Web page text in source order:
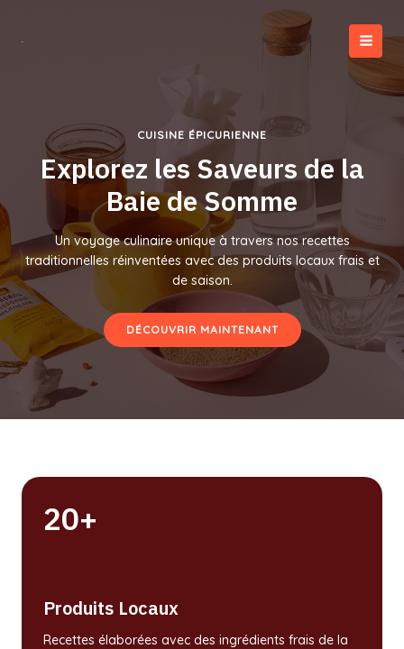
CUISINE ÉPICURIENNE
Explorez les Saveurs de la
Baie de Somme
Un voyage culinaire unique à travers nos recettes
traditionnelles réinventées avec des produits locaux frais et
de saison.
DÉCOUVRIR MAINTENANT
20+
Produits Locaux
Recettes élaborées avec des ingrédients frais de la